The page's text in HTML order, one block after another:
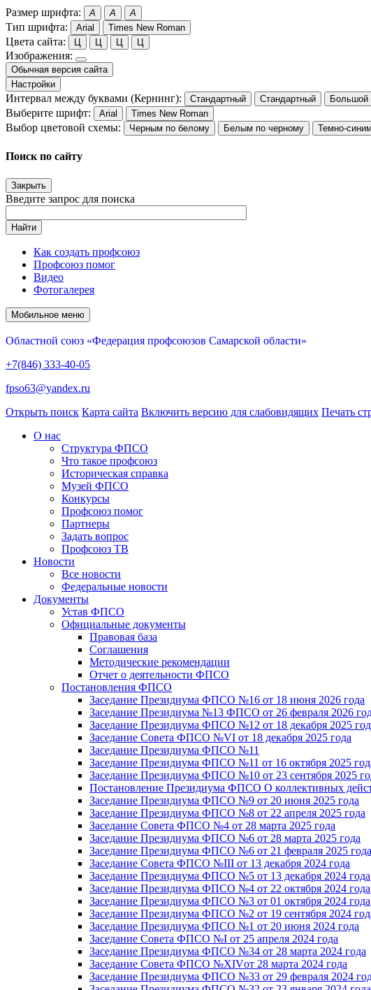
Размер шрифта: A A A
Тип шрифта: Arial Times New Roman
Цвета сайта: Ц Ц Ц Ц
Изображения:
Обычная версия сайта
Настройки
Интервал между буквами (Кернинг): Стандартный Стандартный Большой
Выберите шрифт: Arial Times New Roman
Выбор цветовой схемы: Черным по белому Белым по черному Темно-
Поиск по сайту
Закрыть
Введите запрос для поиска
Найти
Как создать профсоюз
Профсоюз помог
Видео
Фотогалерея
Мобильное меню
Областной союз «Федерация профсоюзов Самарской области»
+7(846) 333-40-05
fpso63@yandex.ru
Открыть поиск Карта сайта Включить версию для слабовидящих Печать
О нас
Структура ФПСО
Что такое профсоюз
Историческая справка
Музей ФПСО
Конкурсы
Профсоюз помог
Партнеры
Задать вопрос
Профсоюз ТВ
Новости
Все новости
Федеральные новости
Документы
Устав ФПСО
Официальные документы
Правовая база
Соглашения
Методические рекомендации
Отчет о деятельности ФПСО
Постановления ФПСО
Заседание Президиума ФПСО №16 от 18 июня 2026 года
Заседание Президиума №13 ФПСО от 26 февраля 2026
Заседание Президиума ФПСО №12 от 18 декабря 2025
Заседание Совета ФПСО №VI от 18 декабря 2025 года
Заседание Президиума ФПСО №11
Заседание Президиума ФПСО №11 от 16 октября 2025
Заседание Президиума ФПСО №10 от 23 сентября 2025
Постановление Президиума ФПСО О коллективных
Заседание Президиума ФПСО №9 от 20 июня 2025 года
Заседание Президиума ФПСО №8 от 22 апреля 2025 года
Заседание Совета ФПСО №4 от 28 марта 2025 года
Заседание Президиума ФПСО №6 от 28 марта 2025 года
Заседание Президиума ФПСО №6 от 21 февраля 2025 года
Заседание Совета ФПСО №III от 13 декабря 2024 года
Заседание Президиума ФПСО №5 от 13 декабря 2024 года
Заседание Президиума ФПСО №4 от 22 октября 2024 года
Заседание Президиума ФПСО №3 от 01 октября 2024 года
Заседание Президиума ФПСО №2 от 19 сентября 2024
Заседание Президиума ФПСО №1 от 20 июня 2024 года
Заседание Совета ФПСО №I от 25 апреля 2024 года
Заседание Президиума ФПСО №34 от 28 марта 2024 года
Заседание Совета ФПСО №XIVот 28 марта 2024 года
Заседание Президиума ФПСО №33 от 29 февраля 2024